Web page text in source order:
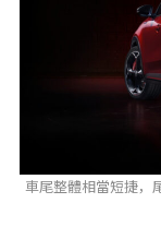
車尾整體相當短捷，